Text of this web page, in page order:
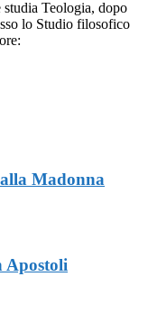
Teologia, dopo
lo Studio filosofico
Madonna
Apostoli